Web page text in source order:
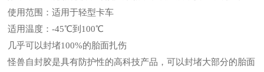
使用范围：适用于轻型卡车
适用温度：-45℃到100℃
几乎可以封堵100%的胎面扎伤
怪兽自封胶是具有防护性的高科技产品，可以封堵大部分的胎面